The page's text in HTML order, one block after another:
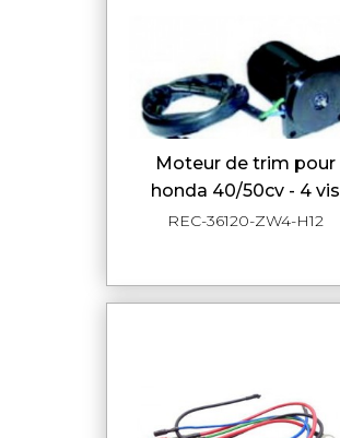
moteur de trim pour
honda 40/50cv - 4 vis
REC-36120-ZW4-H12